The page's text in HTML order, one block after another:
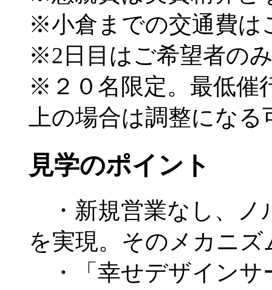
※小倉までの交通費は
※2日目はご希望者の
※２０名限定。最低催
上の場合は調整にな
見学のポイント
・新規営業なし、ノ
を実現。そのメカニズ
・「幸せデザインサ